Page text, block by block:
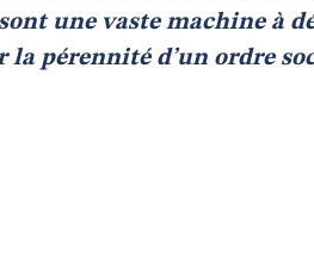
une vaste machine à
la pérennité d’un ordre